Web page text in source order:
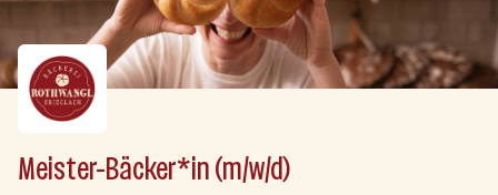
Meister-Bäcker*in (m/w/d)